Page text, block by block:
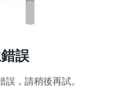
誤
，請稍後再試。